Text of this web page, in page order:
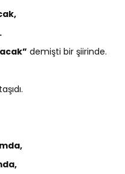
demişti bir şiirinde.